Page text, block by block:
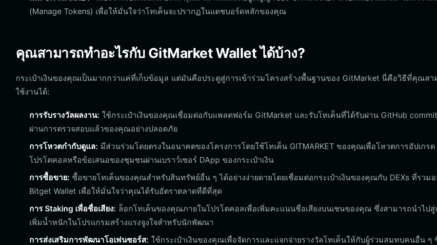
(Manage Tokens) เพื่อให้มั่นใจว่าโทเค็นจะปรากฏในแดชบอร์ดหลักของคุณ
คุณสามารถทำอะไรกับ GitMarket Wallet ได้บ้าง?
กระเป๋าเงินของคุณเป็นมากกว่าแค่ที่เก็บข้อมูล แต่มันคือประตูสู่การเข้าร่วมโครงสร้างพื้นฐานของ GitMarket นี่คือวิธีที่คุณสา
ใช้งานได้:
การรับรางวัลผลงาน: ใช้กระเป๋าเงินของคุณเชื่อมต่อกับแพลตฟอร์ม GitMarket และรับโทเค็นที่ได้รับผ่าน GitHub
ผ่านการตรวจสอบแล้วของคุณอย่างปลอดภัย
การโหวตกำกับดูแล: มีส่วนร่วมโดยตรงในอนาคตของโครงการโดยใช้โทเค็น GITMARKET ของคุณเพื่อโหวตการอัปเกรด
โปรโตคอลหรือข้อเสนอของชุมชนผ่านเบราว์เซอร์ DApp ของกระเป๋าเงิน
การซื้อขาย: ซื้อขายโทเค็นของคุณสำหรับสินทรัพย์อื่น ๆ ได้อย่างง่ายดายโดยเชื่อมต่อกระเป๋าเงินของคุณกับ DEXs ที่รวม
Bitget Wallet เพื่อให้มั่นใจว่าคุณได้รับอัตราตลาดที่ดีที่สุด
การ Staking เพื่อชื่อเสียง: ล็อกโทเค็นของคุณภายในโปรโตคอลเพื่อเพิ่มคะแนนชื่อเสียงบนเชนของคุณ ซึ่งสามารถนำไปสู่
เพิ่มน้ำหนักในโปรแกรมสร้างแรงจูงใจสำหรับนักพัฒนา
การส่งเสริมการพัฒนาโอเพ่นซอร์ส: ใช้กระเป๋าเงินของคุณเพื่อจัดการและแจกจ่ายรางวัลโทเค็นให้กับผู้ร่วมสมทบคนอื่น ๆ